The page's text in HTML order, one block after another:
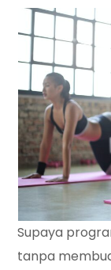
Supaya
tanpa